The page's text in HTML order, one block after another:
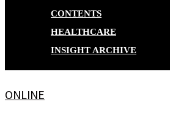
CONTENTS
HEALTHCARE
INSIGHT ARCHIVE
ONLINE